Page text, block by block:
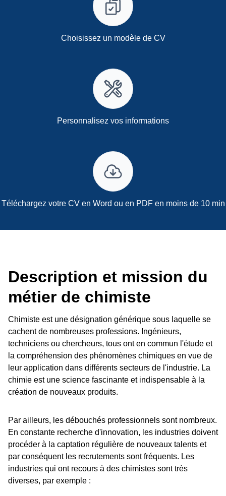
Choisissez un modèle de CV
Personnalisez vos informations
Téléchargez votre CV en Word ou en PDF en moins de 10 min
Description et mission du
métier de chimiste
Chimiste est une désignation générique sous laquelle se
cachent de nombreuses professions. Ingénieurs,
techniciens ou chercheurs, tous ont en commun l'étude et
la compréhension des phénomènes chimiques en vue de
leur application dans différents secteurs de l'industrie. La
chimie est une science fascinante et indispensable à la
création de nouveaux produits.
Par ailleurs, les débouchés professionnels sont nombreux.
En constante recherche d'innovation, les industries doivent
procéder à la captation régulière de nouveaux talents et
par conséquent les recrutements sont fréquents. Les
industries qui ont recours à des chimistes sont très
diverses, par exemple :